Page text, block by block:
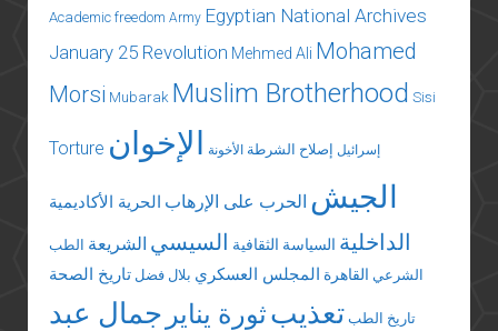
Academic freedom Army Egyptian National Archives
January 25 Revolution Mehmed Ali Mohamed
Morsi Mubarak Muslim Brotherhood Sisi
Torture إسرائيل إصلاح الشرطة الأخونة الإخوان
الجيش الحرب على الإرهاب الحرية الأكاديمية
الداخلية السياسة الثقافية السيسي الشريعة الطب
الشرعي القاهرة المجلس العسكري بلال فضل تاريخ الصحة
تاريخ الطب تعذيبثورة يناير جمال عبد